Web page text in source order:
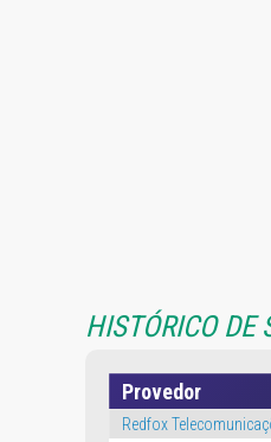
HISTÓRICO DE
Provedor
Redfox